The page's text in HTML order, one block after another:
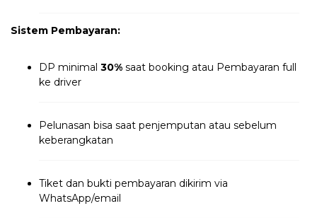
Sistem Pembayaran:
DP minimal 30% saat booking atau Pembayaran full
ke driver
Pelunasan bisa saat penjemputan atau sebelum
keberangkatan
Tiket dan bukti pembayaran dikirim via
WhatsApp/email